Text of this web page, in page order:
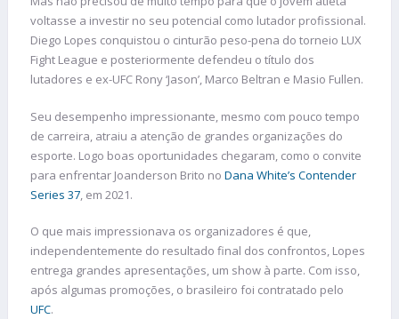
voltasse a investir no seu potencial como lutador profissional.
Diego Lopes conquistou o cinturão peso-pena do torneio LUX
Fight League e posteriormente defendeu o título dos
lutadores e ex-UFC Rony ‘Jason’, Marco Beltran e Masio Fullen.
Seu desempenho impressionante, mesmo com pouco tempo
de carreira, atraiu a atenção de grandes organizações do
esporte. Logo boas oportunidades chegaram, como o convite
para enfrentar Joanderson Brito no Dana White’s Contender
Series 37, em 2021.
O que mais impressionava os organizadores é que,
independentemente do resultado final dos confrontos, Lopes
entrega grandes apresentações, um show à parte. Com isso,
após algumas promoções, o brasileiro foi contratado pelo
UFC.